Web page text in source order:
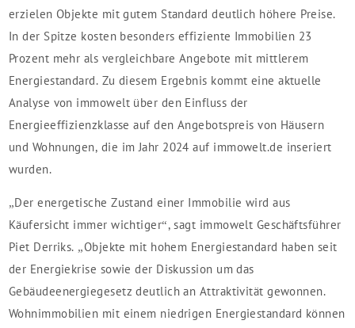
erzielen Objekte mit gutem Standard deutlich höhere Preise.
In der Spitze kosten besonders effiziente Immobilien 23
Prozent mehr als vergleichbare Angebote mit mittlerem
Energiestandard. Zu diesem Ergebnis kommt eine aktuelle
Analyse von immowelt über den Einfluss der
Energieeffizienzklasse auf den Angebotspreis von Häusern
und Wohnungen, die im Jahr 2024 auf immowelt.de inseriert
wurden.
„Der energetische Zustand einer Immobilie wird aus
Käufersicht immer wichtiger“, sagt immowelt Geschäftsführer
Piet Derriks. „Objekte mit hohem Energiestandard haben seit
der Energiekrise sowie der Diskussion um das
Gebäudeenergiegesetz deutlich an Attraktivität gewonnen.
Wohnimmobilien mit einem niedrigen Energiestandard können